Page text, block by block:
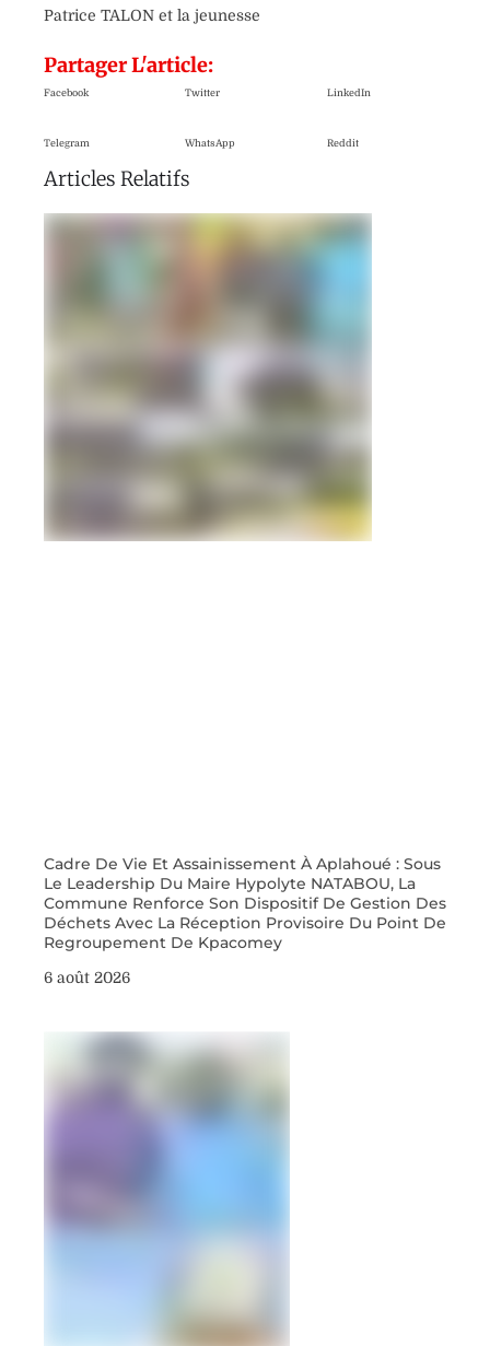
Patrice TALON et la jeunesse
Partager L'article:
Facebook Twitter LinkedIn
Telegram WhatsApp Reddit
Articles Relatifs
Cadre De Vie Et Assainissement À Aplahoué : Sous
Le Leadership Du Maire Hypolyte NATABOU, La
Commune Renforce Son Dispositif De Gestion Des
Déchets Avec La Réception Provisoire Du Point De
Regroupement De Kpacomey
6 août 2026